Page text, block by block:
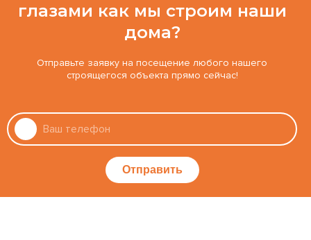
глазами как мы строим наши
дома?
Отправьте заявку на посещение любого нашего
строящегося объекта прямо сейчас!
Отправить